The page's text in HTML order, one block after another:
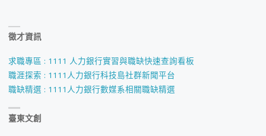
徵才資訊
求職專區 : 1111 人力銀行實習與職缺快速查詢看板
職涯探索 : 1111人力銀行科技島社群新聞平台
職缺精選 : 1111人力銀行數媒系相關職缺精選
臺東文創